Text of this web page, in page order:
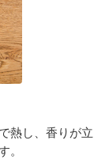
熱し、香りが立
。